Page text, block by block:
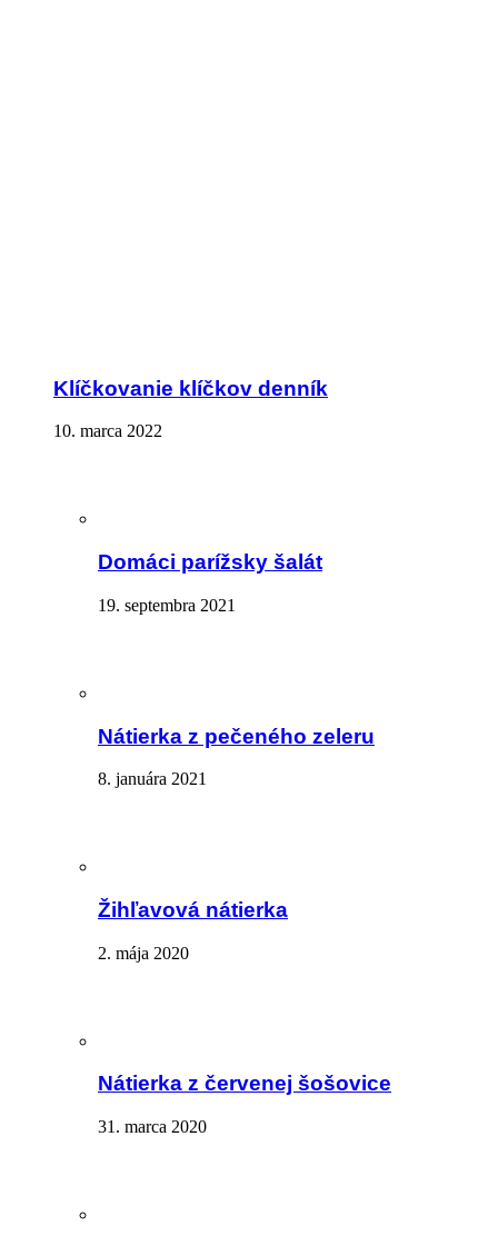
Klíčkovanie klíčkov denník
10. marca 2022
Domáci parížsky šalát
19. septembra 2021
Nátierka z pečeného zeleru
8. januára 2021
Žihľavová nátierka
2. mája 2020
Nátierka z červenej šošovice
31. marca 2020